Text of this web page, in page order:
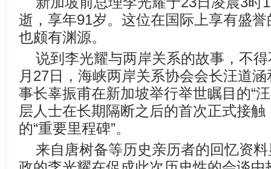
逝，享年91岁。这位在国际上享有盛
也颇有渊源。
说到李光耀与两岸关系的故事，不得
月27日，海峡两岸关系协会会长汪道
事长辜振甫在新加坡举行举世瞩目的“
层人士在长期隔断之后的首次正式接
的“重要里程碑”。
来自唐树备等历史亲历者的回忆资